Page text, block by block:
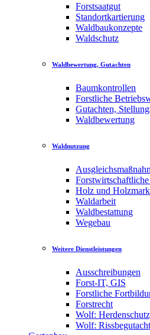
Forstsaatgut
Standortkartierung
Waldbaukonzepte
Waldschutz
Waldbewertung, Gutachten
Baumkontrollen
Forstliche
Gutachten,
Waldbewertung
Waldnutzung
Holz und
Waldarbeit
Waldbestattung
Wegebau
Weitere Dienstleistungen
Ausschreibungen
Forst-IT, GIS
Forstliche
Forstrecht
Wolf:
Wolf: